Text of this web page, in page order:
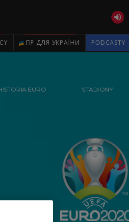

ПР ДЛЯ УКРАЇНИ PODCASTY
EURO STADIONY